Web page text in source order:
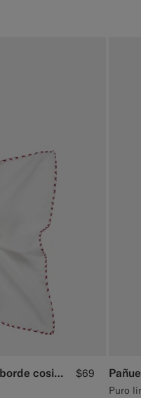
Pañuelo de bolsillo blanco con borde cosido $69
Puro